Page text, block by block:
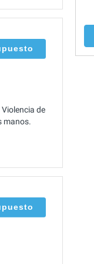
de
manos.